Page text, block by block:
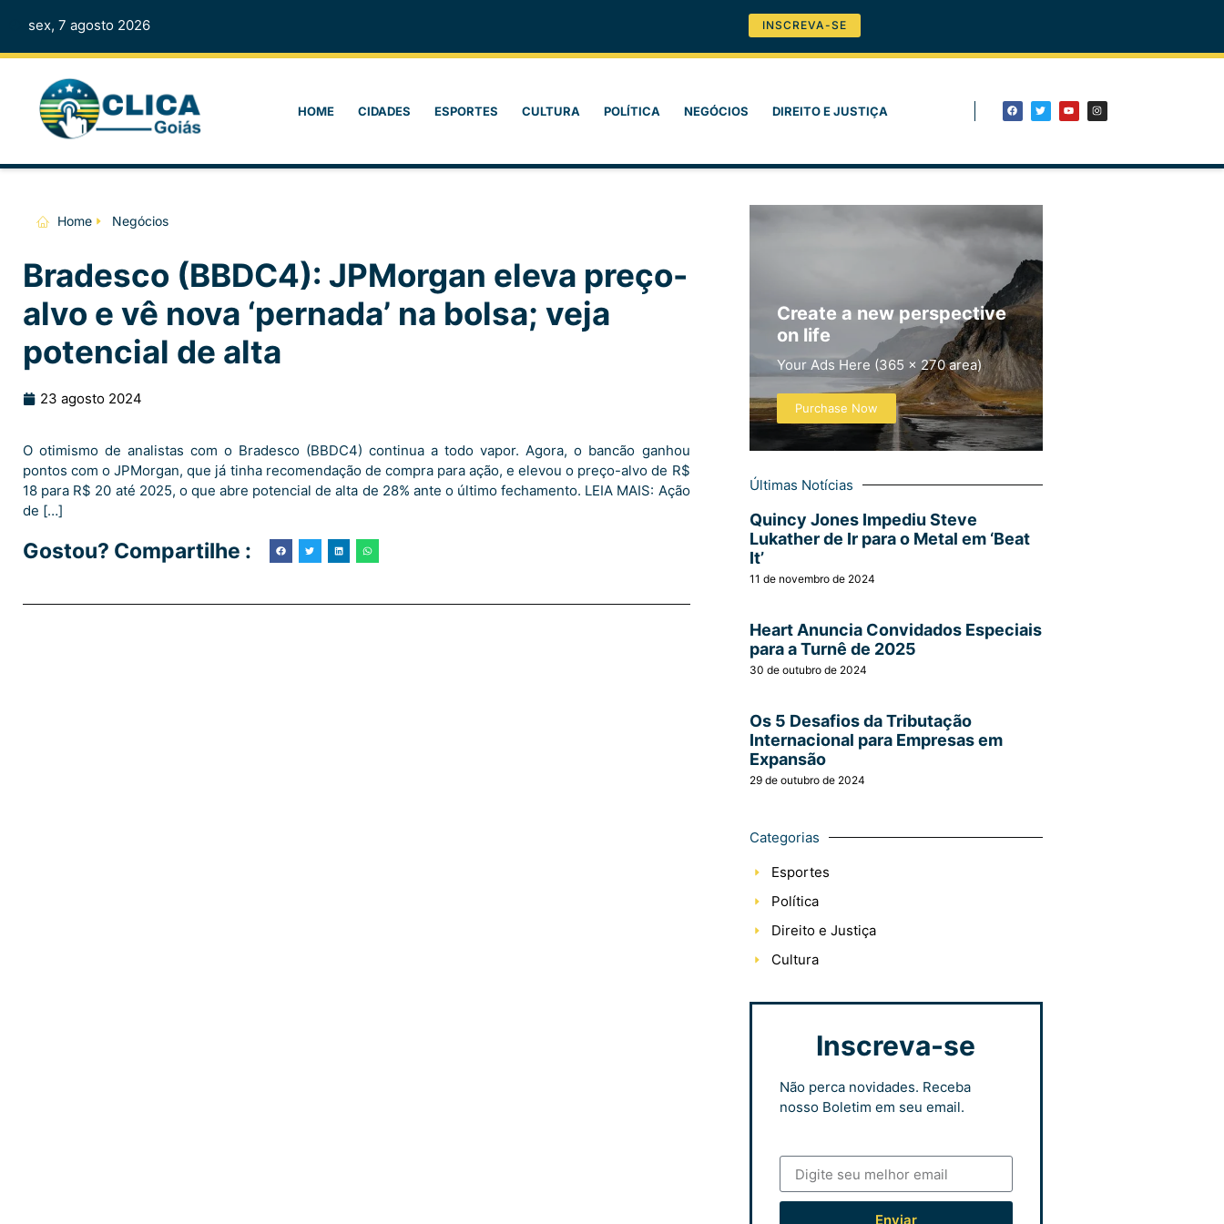
sex, 7 agosto 2026 INSCREVA-SE
HOME CIDADES ESPORTES CULTURA POLÍTICA NEGÓCIOS DIREITO E JUSTIÇA
Home Negócios
Bradesco (BBDC4): JPMorgan eleva preço-
alvo e vê nova ‘pernada’ na bolsa; veja
potencial de alta
23 agosto 2024
O otimismo de analistas com o Bradesco (BBDC4) continua a todo vapor. Agora, o bancão ganhou
pontos com o JPMorgan, que já tinha recomendação de compra para ação, e elevou o preço-alvo de R$
18 para R$ 20 até 2025, o que abre potencial de alta de 28% ante o último fechamento. LEIA MAIS: Ação
de […]
Gostou? Compartilhe :
Create a new perspective
on life
Your Ads Here (365 x 270 area)
Purchase Now
Últimas Notícias
Quincy Jones Impediu Steve
Lukather de Ir para o Metal em ‘Beat
It’
11 de novembro de 2024
Heart Anuncia Convidados Especiais
para a Turnê de 2025
30 de outubro de 2024
Os 5 Desafios da Tributação
Internacional para Empresas em
Expansão
29 de outubro de 2024
Categorias
Esportes
Política
Direito e Justiça
Cultura
Inscreva-se
Não perca novidades. Receba
nosso Boletim em seu email.
Enviar